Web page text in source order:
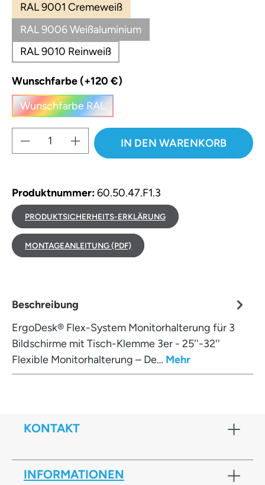
RAL 9001 Cremeweiß
RAL 9006 Weißaluminium
RAL 9010 Reinweiß
Wunschfarbe (+120 €)
Wunschfarbe RAL
(Diese Option ist zurzeit nicht verfügbar.)
Produkt Anzahl: Gib denIN DEN WARENKORB
Produktnummer:60.50.47.F1.3
PRODUKTSICHERHEITS-ERKLÄRUNG
MONTAGEANLEITUNG (PDF)
Beschreibung
ErgoDesk® Flex-System Monitorhalterung für 3
Bildschirme mit Tisch-Klemme 3er - 25''-32''
Flexible Monitorhalterung – De… Mehr
KONTAKT
INFORMATIONEN